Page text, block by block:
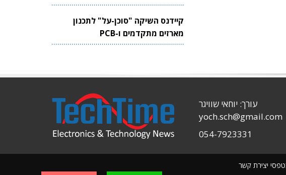
לשבבים
קיידנס השיקה "סוכן-על" לתכנון
מארזים מתקדמים ו-PCB
יצירת קשר
עורך: יוחאי שוויגר
yoch.sch@gmail.com
054-7923331